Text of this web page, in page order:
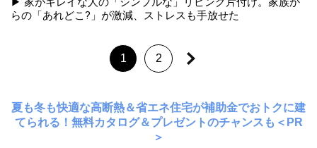
らの「あれどこ?」が激減、ストレスも手放せた
1 2
夏も冬も快適な高断熱＆省エネ住宅が補助金でおトクに建
てられる！無料カタログ＆プレゼントのチャンスも＜PR
＞